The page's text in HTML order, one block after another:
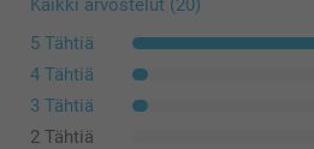
5 Tähtiä
4 Tähtiä
3 Tähtiä
2 Tähtiä